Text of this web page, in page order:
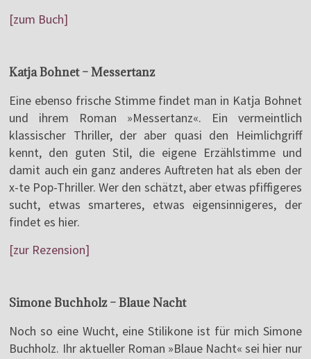
[zum Buch]
Katja Bohnet – Messertanz
Eine ebenso frische Stimme findet man in Katja Bohnet
und ihrem Roman »Messertanz«. Ein vermeintlich
klassischer Thriller, der aber quasi den Heimlichgriff
kennt, den guten Stil, die eigene Erzählstimme und
damit auch ein ganz anderes Auftreten hat als eben der
x-te Pop-Thriller. Wer den schätzt, aber etwas pfiffigeres
sucht, etwas smarteres, etwas eigensinnigeres, der
findet es hier.
[zur Rezension]
Simone Buchholz – Blaue Nacht
Noch so eine Wucht, eine Stilikone ist für mich Simone
Buchholz. Ihr aktueller Roman »Blaue Nacht« sei hier nur